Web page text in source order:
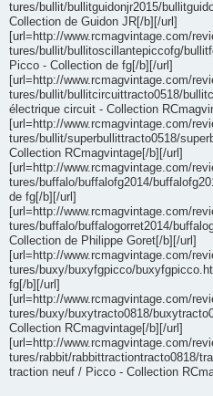
tures/bullit/bullitguidonjr2015/
Collection de Guidon JR[/b][/url]
[url=http://www.rcmagvintage.com/
tures/bullit/bullitoscillantepiccofg/
Picco - Collection de fg[/b][/url]
[url=http://www.rcmagvintage.com/
tures/bullit/bullitcircuittracto0518/
électrique circuit - Collection
[url=http://www.rcmagvintage.com/
tures/bullit/superbullittracto0518/
Collection RCmagvintage[/b][/url]
[url=http://www.rcmagvintage.com/
tures/buffalo/buffalofg2014/
de fg[/b][/url]
[url=http://www.rcmagvintage.com/
tures/buffalo/buffalogorret2014/
Collection de Philippe Goret[/b][/url]
[url=http://www.rcmagvintage.com/
tures/buxy/buxyfgpicco/
fg[/b][/url]
[url=http://www.rcmagvintage.com/
tures/buxy/buxytracto0818/
Collection RCmagvintage[/b][/url]
[url=http://www.rcmagvintage.com/
tures/rabbit/rabbittractiontracto0818/
traction neuf / Picco - Collection